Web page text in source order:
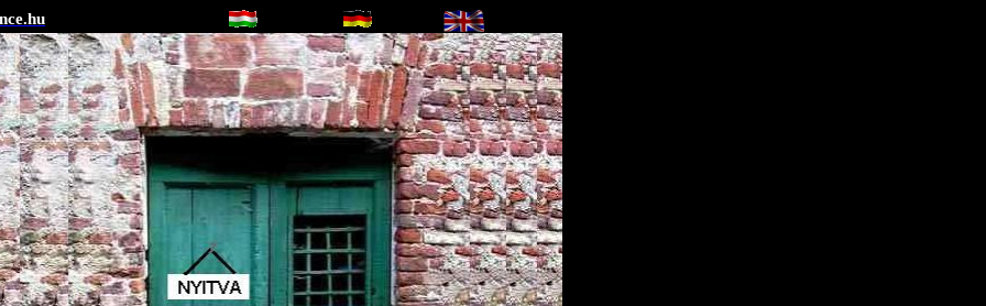
.hu